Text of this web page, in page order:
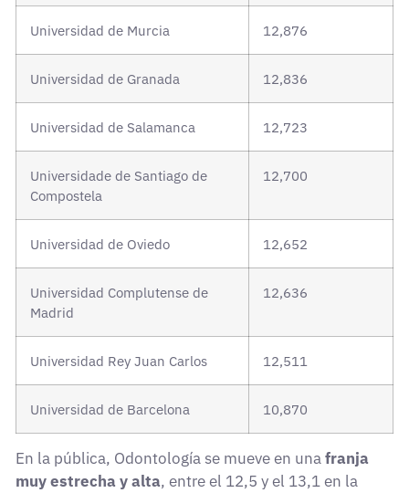
Universidad de Murcia 12,876
Universidad de Granada 12,836
Universidad de Salamanca 12,723
Universidade de Santiago de
Compostela
12,700
Universidad de Oviedo 12,652
Universidad Complutense de
Madrid
12,636
Universidad Rey Juan Carlos 12,511
Universidad de Barcelona 10,870
En la pública, Odontología se mueve en unafranja
muy estrecha y alta, entre el 12,5 y el 13,1 en la